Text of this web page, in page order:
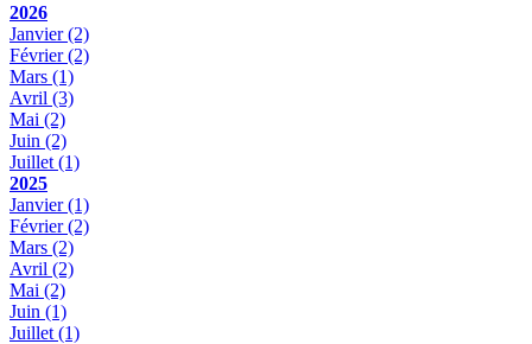
2026
Janvier(2)
Février(2)
Mars (1)
Avril (3)
Mai (2)
Juin (2)
Juillet (1)
2025
Janvier(1)
Février(2)
Mars (2)
Avril (2)
Mai (2)
Juin (1)
Juillet (1)